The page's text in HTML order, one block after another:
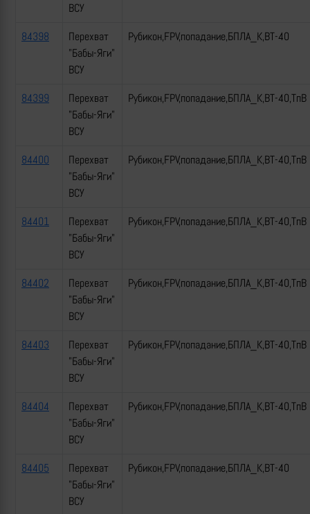
ВСУ
84398
Перехват
"Бабы-Яги"
ВСУ
Рубикон,FPV,попадание,БПЛА_К,ВТ-40
84399
Перехват
"Бабы-Яги"
ВСУ
Рубикон,FPV,попадание,БПЛА_К,ВТ-40,ТпВ
84400
Перехват
"Бабы-Яги"
ВСУ
Рубикон,FPV,попадание,БПЛА_К,ВТ-40,ТпВ
84401
Перехват
"Бабы-Яги"
ВСУ
Рубикон,FPV,попадание,БПЛА_К,ВТ-40,ТпВ
84402
Перехват
"Бабы-Яги"
ВСУ
Рубикон,FPV,попадание,БПЛА_К,ВТ-40,ТпВ
84403
Перехват
"Бабы-Яги"
ВСУ
Рубикон,FPV,попадание,БПЛА_К,ВТ-40,ТпВ
84404
Перехват
"Бабы-Яги"
ВСУ
Рубикон,FPV,попадание,БПЛА_К,ВТ-40,ТпВ
84405
Перехват
"Бабы-Яги"
ВСУ
Рубикон,FPV,попадание,БПЛА_К,ВТ-40